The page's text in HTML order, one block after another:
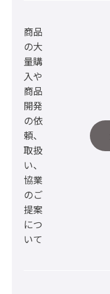
商品
の大
量購
入や
商品
開発
の依
頼、
取扱
い、
協業
のご
提案
につ
いて